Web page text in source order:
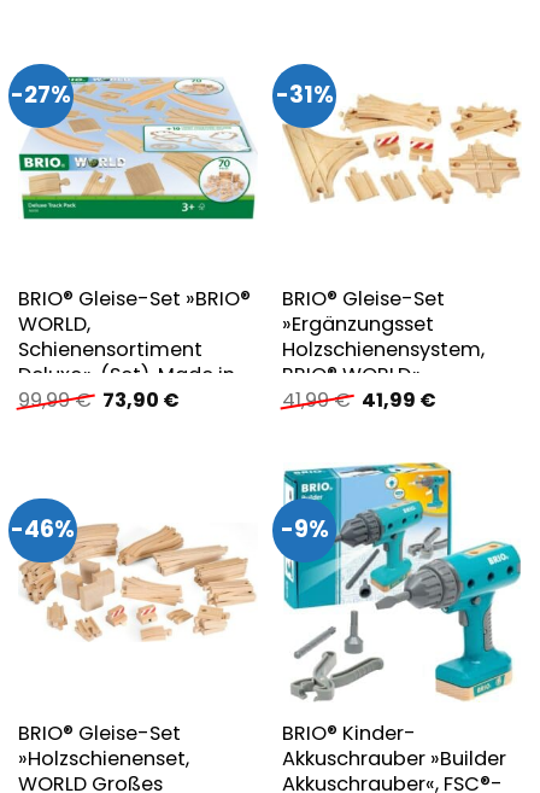
-27%
BRIO® Gleise-Set »BRIO®
WORLD,
Schienensortiment
Deluxe«, (Set), Made in
Europe, FSC®- schützt
99,99€ Ursprünglicher
Preis
73,90 €Aktueller
-31%
BRIO® Gleise-Set
»Ergänzungsset
Holzschienensystem,
BRIO® WORLD«
41,99€ Ursprünglicher
Preis
41,99 €
41,99 €Aktueller
41,99 €.
-46%
BRIO® Gleise-Set
»Holzschienenset,
WORLD Großes
-9%
BRIO® Kinder-
Akkuschrauber »Builder
Akkuschrauber«, FSC®-